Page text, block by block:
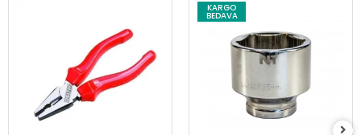
KARGO
BEDAVA